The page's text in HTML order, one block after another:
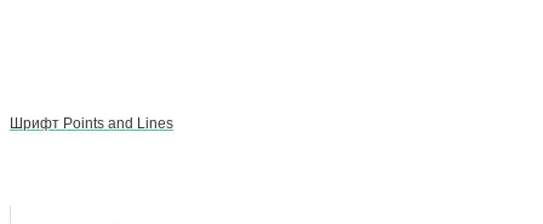
Шрифт Points and Lines